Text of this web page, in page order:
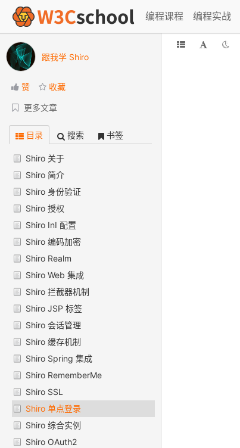
编程课程 编程实战
跟我学 Shiro
赞 收藏
更多文章
目录 搜索 书签
Shiro 关于
Shiro 简介
Shiro 身份验证
Shiro 授权
Shiro InI 配置
Shiro 编码加密
Shiro Realm
Shiro Web 集成
Shiro 拦截器机制
Shiro JSP 标签
Shiro 会话管理
Shiro 缓存机制
Shiro Spring 集成
Shiro RememberMe
Shiro SSL
Shiro 单点登录
Shiro 综合实例
Shiro OAuth2